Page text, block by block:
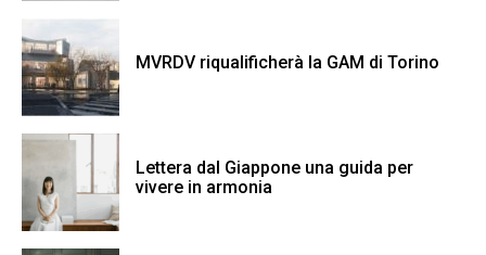
MVRDV riqualificherà la GAM di Torino
Lettera dal Giappone una guida per
vivere in armonia